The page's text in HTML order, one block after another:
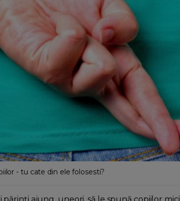
- tu cate din ele folosesti?